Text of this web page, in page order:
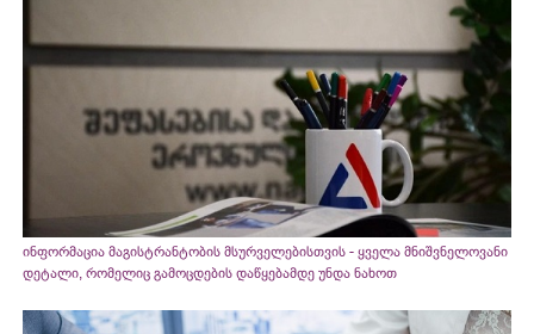
ინფორმაცია მაგისტრანტობის მსურველებისთვის - ყველა მნიშვნელოვანი
დეტალი, რომელიც გამოცდების დაწყებამდე უნდა ნახოთ